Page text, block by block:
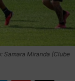
Samara Miranda (Clube